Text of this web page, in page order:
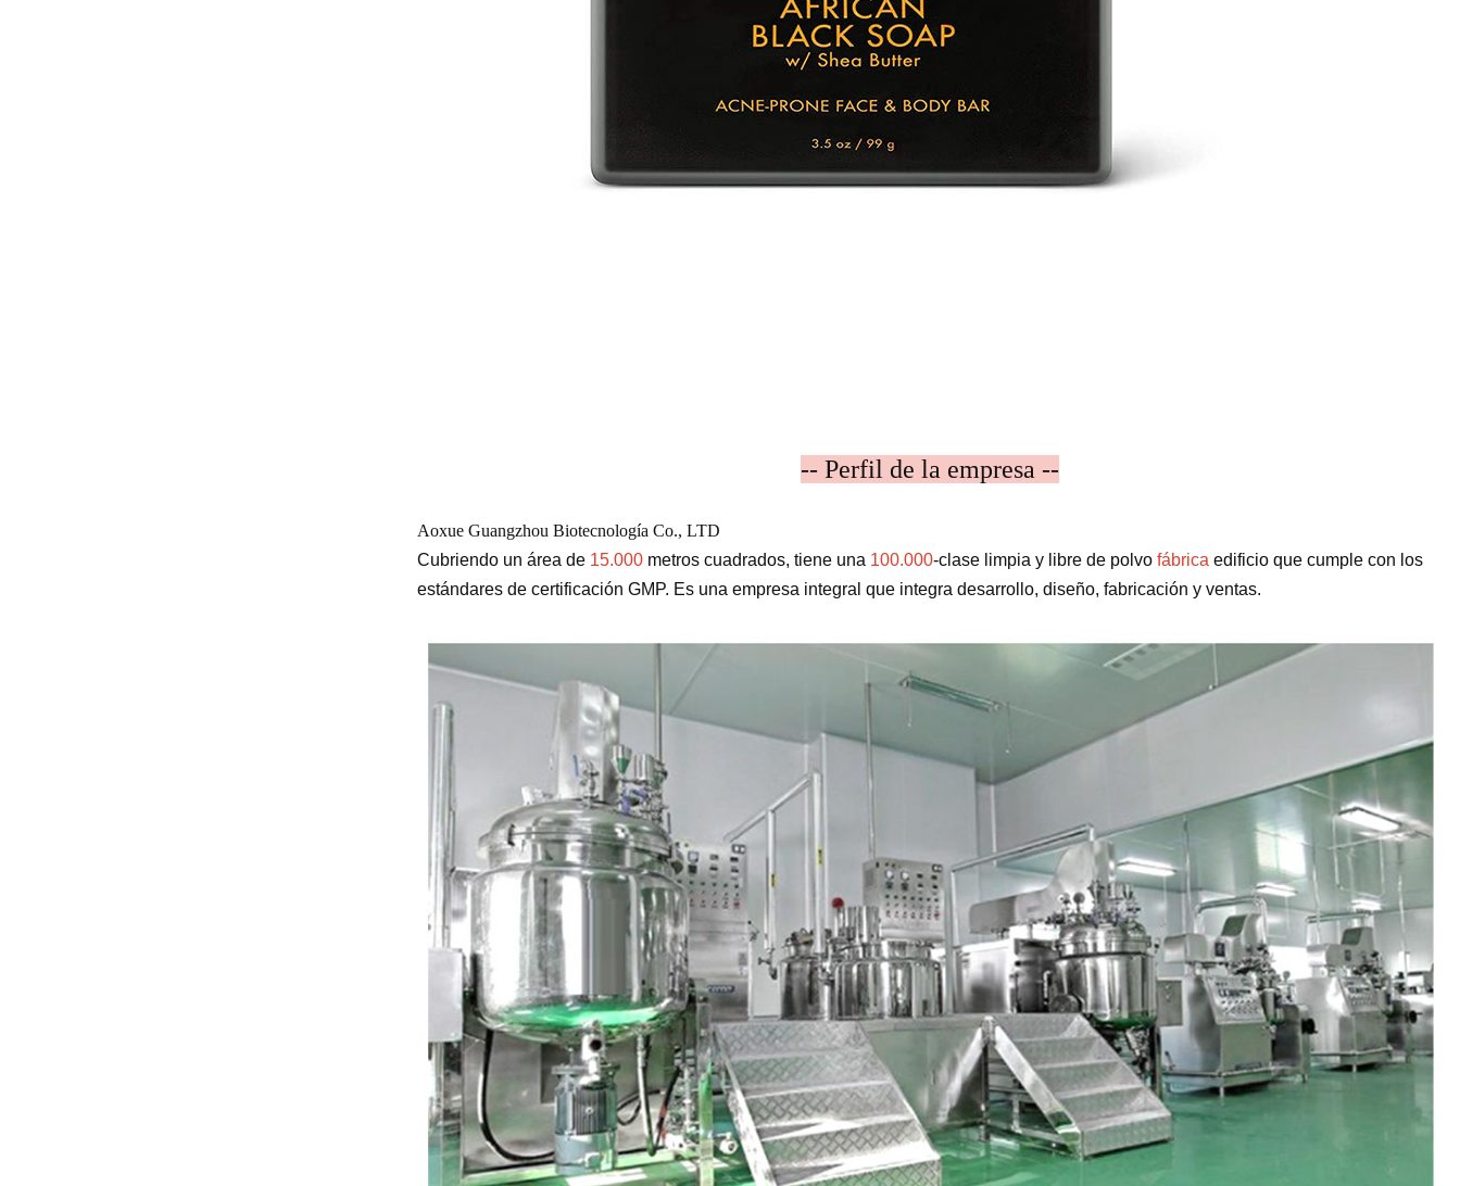
-- Perfil de la empresa --
Aoxue Guangzhou Biotecnología Co., LTD
Cubriendo un área de 15.000metros cuadrados, tiene una 100.000-clase limpia y libre de polvo fábrica edificio que cumple con los
estándares de certificación GMP. Es una empresa integral que integra desarrollo, diseño, fabricación y ventas.